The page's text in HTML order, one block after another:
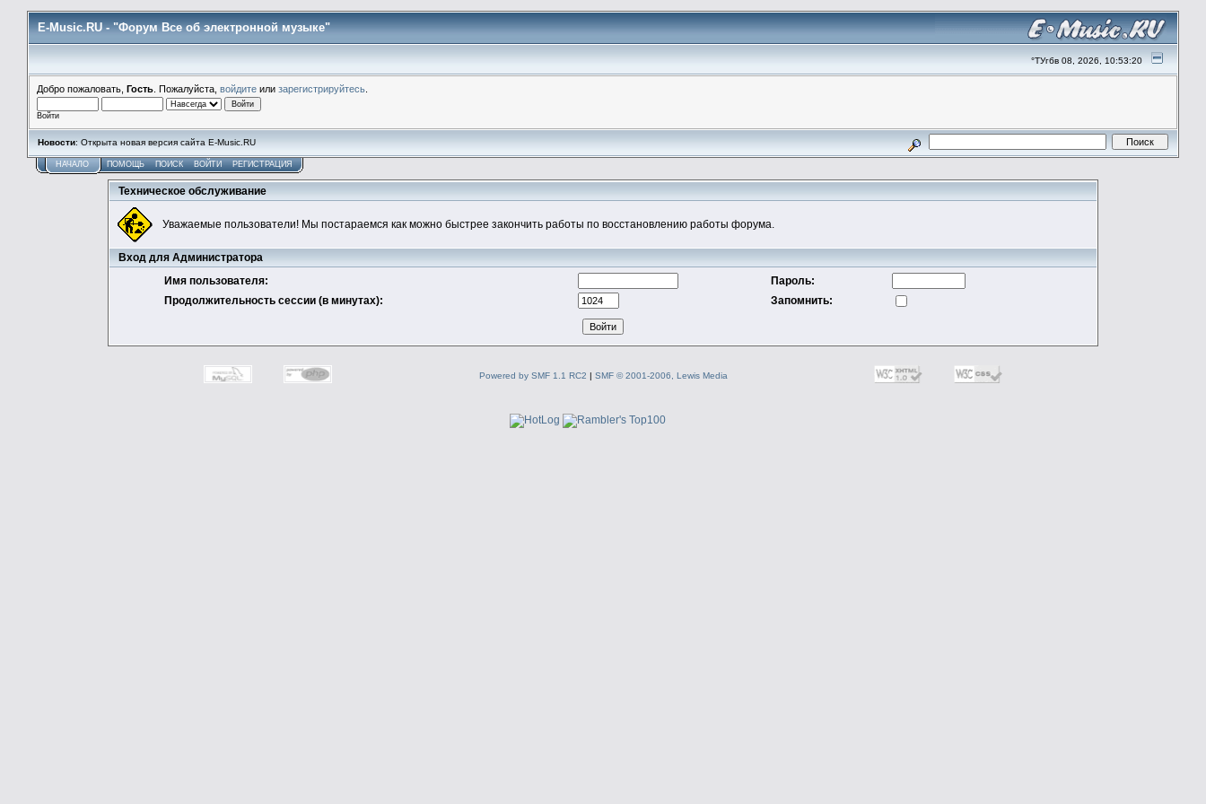
E-Music.RU - "Форум Все об электронной музыке"
°ТУгбв 08, 2026, 10:53:20
Добро пожаловать, Гость . Пожалуйста, войдите или зарегистрируйтесь
Войти
Новости: Открыта новая версия сайта E-Music.RU
НАЧАЛО ПОМОЩЬ ПОИСК ВОЙТИ РЕГИСТРАЦИЯ
Техническое обслуживание
Уважаемые пользователи! Мы постараемся как можно быстрее закончить работы по восстановлению работы форума.
Вход для Администратора
Имя пользователя:
Пароль:
Продолжительность сессии (в минутах):
Запомнить:
Powered by SMF 1.1 RC2 | SMF © 2001-2006, Lewis Media